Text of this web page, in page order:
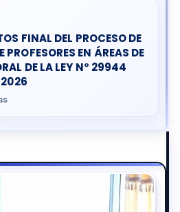
FINAL DEL PROCESO DE
EN ÁREAS DE
DE LA LEY N° 29944
2026